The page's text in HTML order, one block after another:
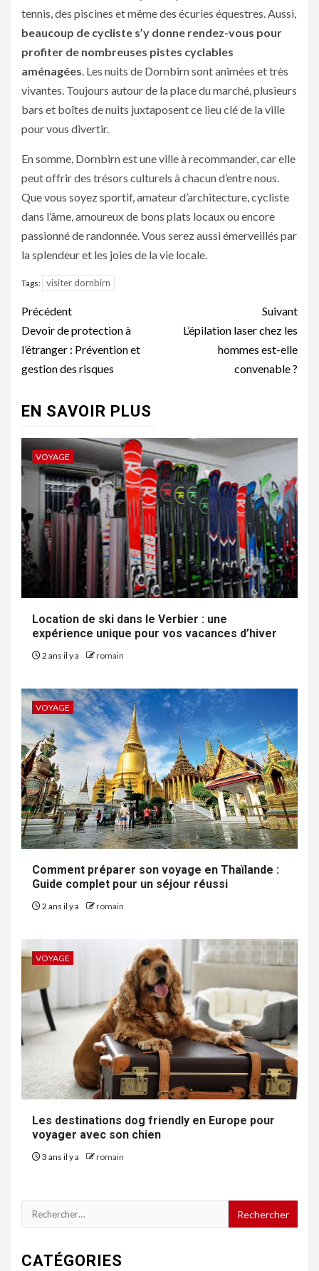
tennis, des piscines et même des écuries équestres. Aussi,
beaucoup de cycliste s’y donne rendez-vous pour
profiter de nombreuses pistes cyclables
aménagées. Les nuits de Dornbirn sont animées et très
vivantes. Toujours autour de la place du marché, plusieurs
bars et boîtes de nuits juxtaposent ce lieu clé de la ville
pour vous divertir.
En somme, Dornbirn est une ville à recommander, car elle
peut offrir des trésors culturels à chacun d’entre nous.
Que vous soyez sportif, amateur d’architecture, cycliste
dans l’âme, amoureux de bons plats locaux ou encore
passionné de randonnée. Vous serez aussi émerveillés par
la splendeur et les joies de la vie locale.
Tags: visiter dornbirn
Navigation
d’article
Précédent
Devoir de protection à
l’étranger : Prévention et
gestion des risques
Suivant
L’épilation laser chez les
hommes est-elle
convenable ?
EN SAVOIR PLUS
VOYAGE
Location de ski dans le Verbier : une
expérience unique pour vos vacances d’hiver
2 ans il y a romain
VOYAGE
Comment préparer son voyage en Thaïlande :
Guide complet pour un séjour réussi
2 ans il y a romain
VOYAGE
Les destinations dog friendly en Europe pour
voyager avec son chien
3 ans il y a romain
Rechercher :
CATÉGORIES